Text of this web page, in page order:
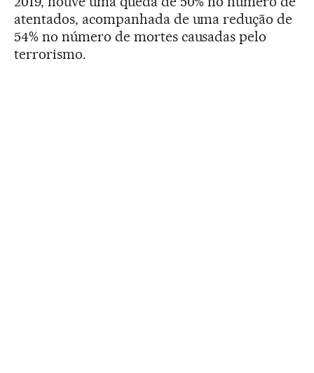
atentados, acompanhada de uma redução de
54% no número de mortes causadas pelo
terrorismo.